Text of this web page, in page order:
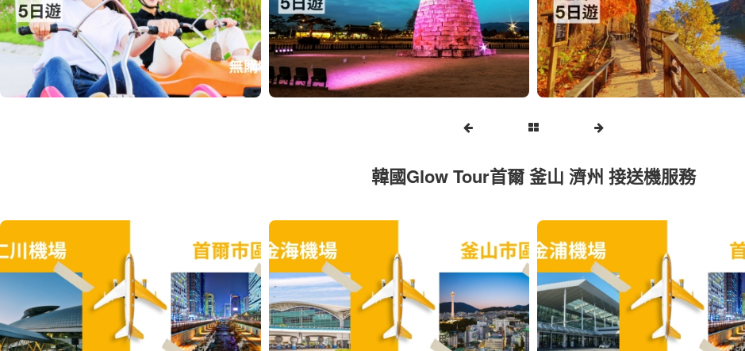
韓國Glow Tour首爾 釜山 濟州 接送機服務